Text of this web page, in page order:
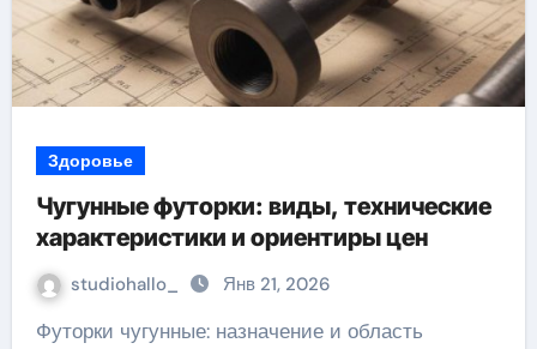
Здоровье
Чугунные футорки: виды, технические
характеристики и ориентиры цен
studiohallo_ Янв 21, 2026
Футорки чугунные: назначение и область